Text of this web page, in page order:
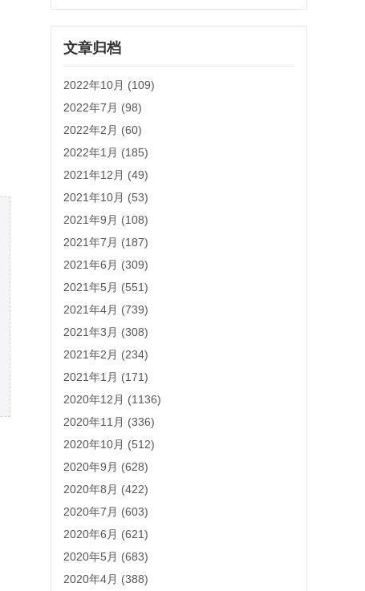
文章归档
2022年10月 (109)
2022年7月 (98)
2022年2月 (60)
2022年1月 (185)
2021年12月 (49)
2021年10月 (53)
2021年9月 (108)
2021年7月 (187)
2021年6月 (309)
2021年5月 (551)
2021年4月 (739)
2021年3月 (308)
2021年2月 (234)
2021年1月 (171)
2020年12月 (1136)
2020年11月 (336)
2020年10月 (512)
2020年9月 (628)
2020年8月 (422)
2020年7月 (603)
2020年6月 (621)
2020年5月 (683)
2020年4月 (388)